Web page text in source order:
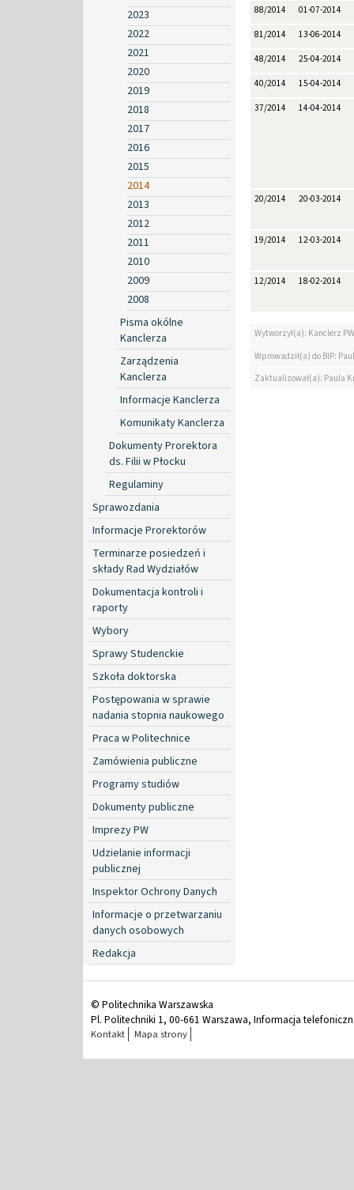
2023
2022
2021
2020
2019
2018
2017
2016
2015
2014
2013
2012
2011
2010
2009
2008
Pisma okólne
Kanclerza
Zarządzenia
Kanclerza
Informacje Kanclerza
Komunikaty Kanclerza
Dokumenty Prorektora
ds. Filii w Płocku
Regulaminy
Sprawozdania
Informacje Prorektorów
Terminarze posiedzeń i
składy Rad Wydziałów
Dokumentacja kontroli i
raporty
Wybory
Sprawy Studenckie
Szkoła doktorska
Postępowania w sprawie
nadania stopnia naukowego
Praca w Politechnice
Zamówienia publiczne
Programy studiów
Dokumenty publiczne
Imprezy PW
Udzielanie informacji
publicznej
Inspektor Ochrony Danych
Informacje o przetwarzaniu
danych osobowych
Redakcja
88/2014 01-07-2014
81/2014 13-06-2014
48/2014 25-04-2014
40/2014 15-04-2014
37/2014 14-04-2014
20/2014 20-03-2014
19/2014 12-03-2014
12/2014 18-02-2014
Wytworzył(a): Kanclerz PW
Wprowadził(a) do BIP:
Zaktualizował(a): Paula
© Politechnika Warszawska
Pl. Politechniki 1, 00-661 Warszawa, Informacja
Kontakt Mapa strony